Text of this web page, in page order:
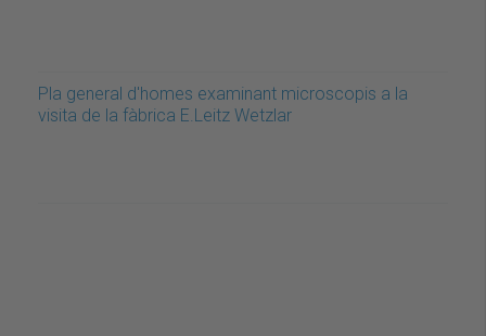
Pla general d'homes examinant microscopis a la
visita de la fàbrica E.Leitz Wetzlar